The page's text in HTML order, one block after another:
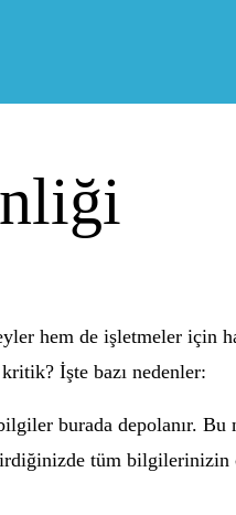
hem de işletmeler için
İşte bazı nedenler:
burada depolanır. Bu
tüm bilgilerinizin